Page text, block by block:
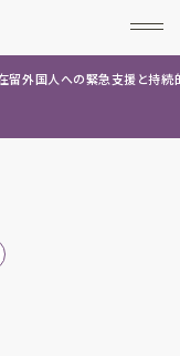
留外国人への緊急支援と持